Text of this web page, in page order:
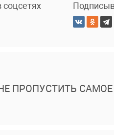
ПРОПУСТИТЬ САМОЕ